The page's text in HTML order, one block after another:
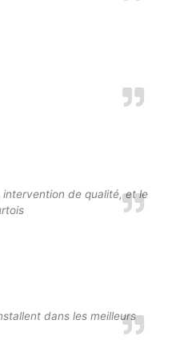
de qualité, et le
dans les meilleurs